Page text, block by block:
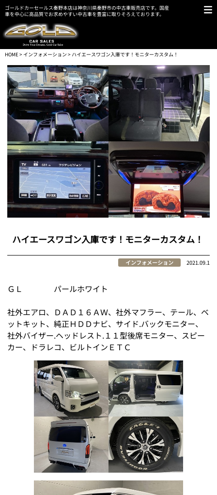
ゴールドカーセールス秦野本店は神奈川県秦野市の中古車販売店です。国産
車を中心に高品質でお求めやすい中古車を豊富に取りそろえております。
HOME> インフォメーション > ハイエースワゴン入庫です！モニターカスタム！
ハイエースワゴン入庫です！モニターカスタム！
インフォメーション 2021.09.1
ＧＬ パールホワイト
社外エアロ、ＤＡＤ１６ＡＷ、社外マフラー、テール、ベ
ットキット、純正ＨＤＤナビ、サイド.バックモニター、
社外バイザー.ヘッドレスト.１１型後席モニター、スピー
カー、ドラレコ、ビルトインＥＴＣ